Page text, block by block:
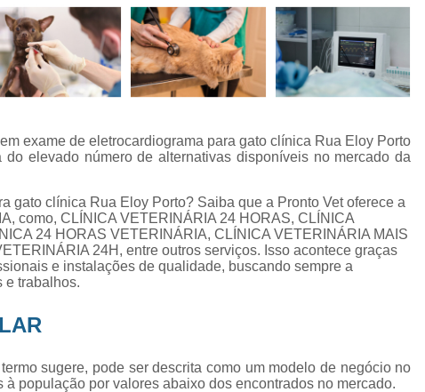
24
Exame de Eletrocardiograma em Cães
Exame de Eletrocardiograma para Animais
Exame de
Exame de
Exame de
Exame de Raio X do Tórax para
Exame de Raio X para
Exame de Ultrassom Abdominal Cão
Exame de Ultrassom
Exame de Ultrassom
Exame de Ultrassom para
exame de eletrocardiograma para gato clínica Rua Eloy Porto
elevado número de alternativas disponíveis no mercado da
gato clínica Rua Eloy Porto? Saiba que a Pronto Vet oferece a
como, CLÍNICA VETERINÁRIA 24 HORAS, CLÍNICA
24 HORAS VETERINÁRIA, CLÍNICA VETERINÁRIA MAIS
24H, entre outros serviços. Isso acontece graças
e instalações de qualidade, buscando sempre a
e trabalhos.
sugere, pode ser descrita como um modelo de negócio no
população por valores abaixo dos encontrados no mercado.